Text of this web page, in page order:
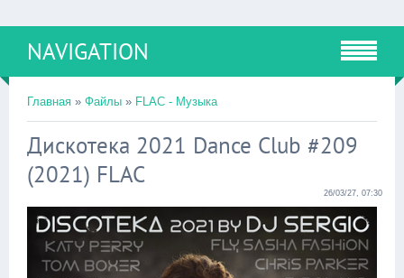
NAVIGATION
Главная » Файлы » FLAC - Музыка
Дискотека 2021 Dance Club #209
(2021) FLAC
26/03/27, 07:30